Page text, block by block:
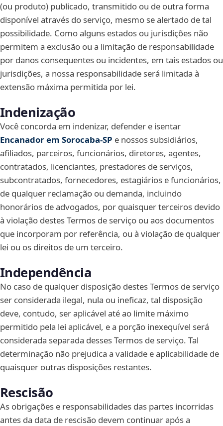
(ou produto) publicado, transmitido ou de outra forma
disponível através do serviço, mesmo se alertado de tal
possibilidade. Como alguns estados ou jurisdições não
permitem a exclusão ou a limitação de responsabilidade
por danos consequentes ou incidentes, em tais estados ou
jurisdições, a nossa responsabilidade será limitada à
extensão máxima permitida por lei.
Indenização
Você concorda em indenizar, defender e isentar
Encanador em Sorocaba‑SP e nossos subsidiários,
afiliados, parceiros, funcionários, diretores, agentes,
contratados, licenciantes, prestadores de serviços,
subcontratados, fornecedores, estagiários e funcionários,
de qualquer reclamação ou demanda, incluindo
honorários de advogados, por quaisquer terceiros devido
à violação destes Termos de serviço ou aos documentos
que incorporam por referência, ou à violação de qualquer
lei ou os direitos de um terceiro.
Independência
No caso de qualquer disposição destes Termos de serviço
ser considerada ilegal, nula ou ineficaz, tal disposição
deve, contudo, ser aplicável até ao limite máximo
permitido pela lei aplicável, e a porção inexequível será
considerada separada desses Termos de serviço. Tal
determinação não prejudica a validade e aplicabilidade de
quaisquer outras disposições restantes.
Rescisão
As obrigações e responsabilidades das partes incorridas
antes da data de rescisão devem continuar após a